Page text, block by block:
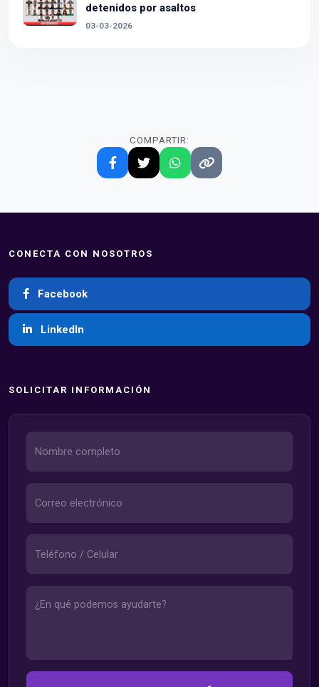
detenidos por asaltos
03-03-2026
COMPARTIR:
CONECTA CON NOSOTROS
Facebook
LinkedIn
SOLICITAR INFORMACIÓN